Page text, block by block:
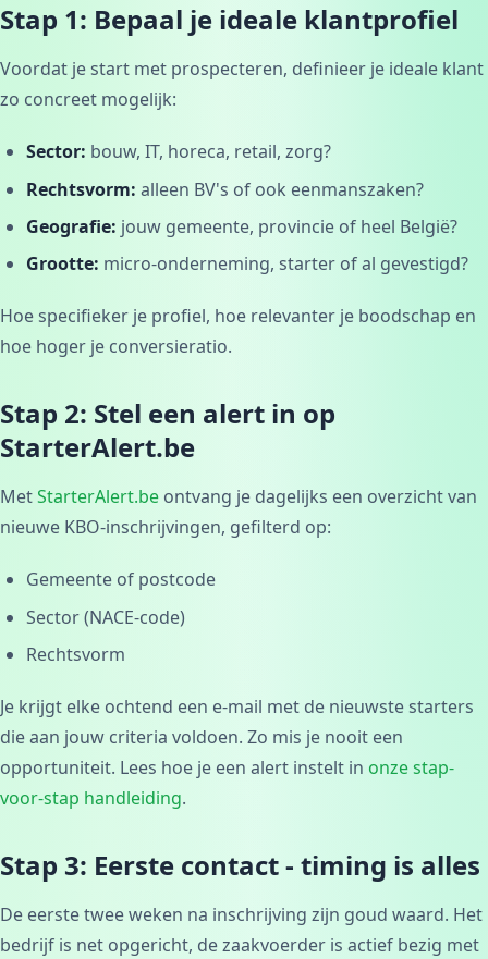
Stap 1: Bepaal je ideale klantprofiel
Voordat je start met prospecteren, definieer je ideale klant
zo concreet mogelijk:
Sector: bouw, IT, horeca, retail, zorg?
Rechtsvorm: alleen BV's of ook eenmanszaken?
Geografie: jouw gemeente, provincie of heel België?
Grootte: micro-onderneming, starter of al gevestigd?
Hoe specifieker je profiel, hoe relevanter je boodschap en
hoe hoger je conversieratio.
Stap 2: Stel een alert in op
StarterAlert.be
MetStarterAlert.be ontvang je dagelijks een overzicht van
nieuwe KBO-inschrijvingen, gefilterd op:
Gemeente of postcode
Sector (NACE-code)
Rechtsvorm
Je krijgt elke ochtend een e-mail met de nieuwste starters
die aan jouw criteria voldoen. Zo mis je nooit een
opportuniteit. Lees hoe je een alert instelt in onze stap-
voor-stap handleiding.
Stap 3: Eerste contact - timing is alles
De eerste twee weken na inschrijving zijn goud waard. Het
bedrijf is net opgericht, de zaakvoerder is actief bezig met